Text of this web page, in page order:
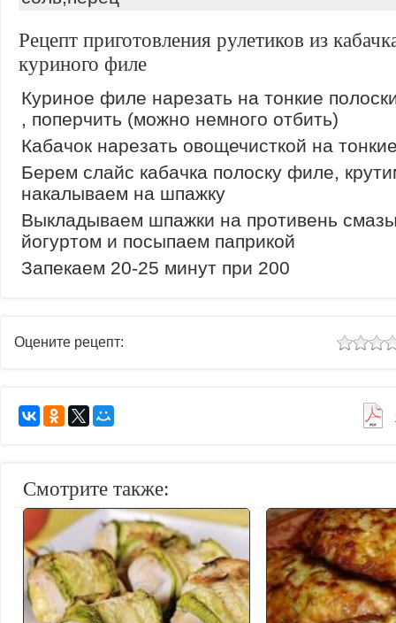
Рецепт приготовления рулетиков из
куриного филе
Куриное филе нарезать на тонкие
, поперчить (можно немного отбить)
Кабачок нарезать овощечисткой на
Берем слайс кабачка полоску филе,
накалываем на шпажку
Выкладываем шпажки на противень
йогуртом и посыпаем паприкой
Запекаем 20-25 минут при 200
Оцените рецепт:
Смотрите также: